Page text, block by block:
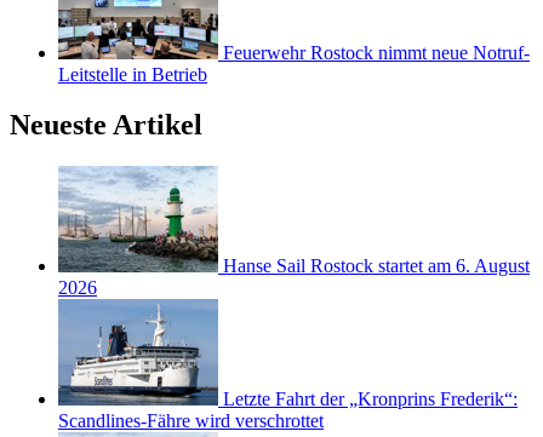
Feuerwehr Rostock nimmt neue Notruf-
Leitstelle in Betrieb
Neueste Artikel
Hanse Sail Rostock startet am 6. August
2026
Letzte Fahrt der „Kronprins Frederik“:
Scandlines-Fähre wird verschrottet